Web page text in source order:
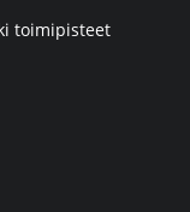
toimipisteet